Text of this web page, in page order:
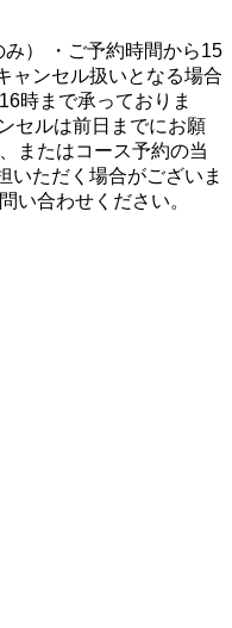
） ・ご予約時間から15
ャンセル扱いとなる場合
時まで承っておりま
セルは前日までにお願
またはコース予約の当
いただく場合がございま
い合わせください。